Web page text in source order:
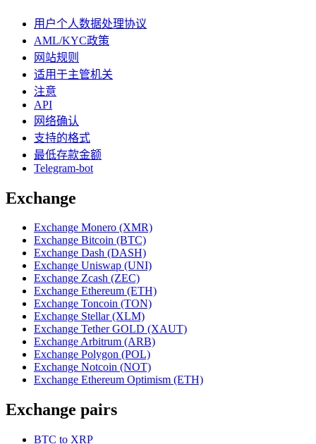
用户个人数据处理协议
AML/KYC政策
网站规则
适用于主管机关
注意
API
网络确认
支持的格式
最低存款金额
Telegram-bot
Exchange
Exchange Monero (XMR)
Exchange Bitcoin (BTC)
Exchange Dash (DASH)
Exchange Uniswap (UNI)
Exchange Zcash (ZEC)
Exchange Ethereum (ETH)
Exchange Toncoin (TON)
Exchange Stellar (XLM)
Exchange Tether GOLD (XAUT)
Exchange Arbitrum (ARB)
Exchange Polygon (POL)
Exchange Notcoin (NOT)
Exchange Ethereum Optimism (ETH)
Exchange pairs
BTC to XRP